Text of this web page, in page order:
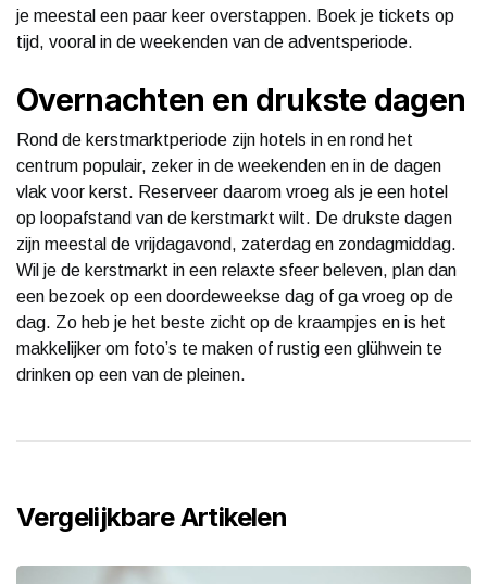
je meestal een paar keer overstappen. Boek je tickets op
tijd, vooral in de weekenden van de adventsperiode.
Overnachten en drukste dagen
Rond de kerstmarktperiode zijn hotels in en rond het
centrum populair, zeker in de weekenden en in de dagen
vlak voor kerst. Reserveer daarom vroeg als je een hotel
op loopafstand van de kerstmarkt wilt. De drukste dagen
zijn meestal de vrijdagavond, zaterdag en zondagmiddag.
Wil je de kerstmarkt in een relaxte sfeer beleven, plan dan
een bezoek op een doordeweekse dag of ga vroeg op de
dag. Zo heb je het beste zicht op de kraampjes en is het
makkelijker om foto’s te maken of rustig een glühwein te
drinken op een van de pleinen.
Vergelijkbare Artikelen